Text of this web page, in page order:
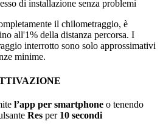
di installazione senza problemi
il chilometraggio, è
all'1% della distanza percorsa. I
interrotto sono solo approssimativi
minime.
l’app per smartphoneo tenendo
Resper 10 secondi